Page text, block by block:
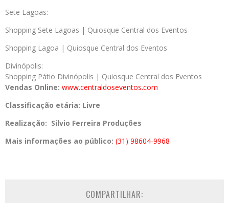
Sete Lagoas:
Shopping Sete Lagoas | Quiosque Central dos Eventos
Shopping Lagoa | Quiosque Central dos Eventos
Divinópolis:
Shopping Pátio Divinópolis | Quiosque Central dos Eventos
Vendas Online: www.centraldoseventos.com
Classificação etária: Livre
Realização: Silvio Ferreira Produções
Mais informações ao público: (31) 98604-9968
COMPARTILHAR: